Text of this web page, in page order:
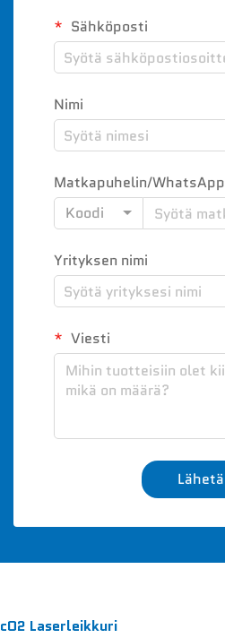
Sähköposti
Nimi
Matkapuhelin/WhatsApp
Koodi
Yrityksen nimi
Viesti
Lähetä
cO2 Laserleikkuri